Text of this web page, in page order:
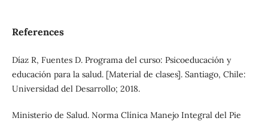
References
Díaz R, Fuentes D. Programa del curso: Psicoeducación y
educación para la salud. [Material de clases]. Santiago, Chile:
Universidad del Desarrollo; 2018.
Ministerio de Salud. Norma Clínica Manejo Integral del Pie